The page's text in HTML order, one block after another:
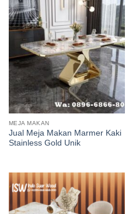
MEJA MAKAN
Jual Meja Makan Marmer Kaki
Stainless Gold Unik